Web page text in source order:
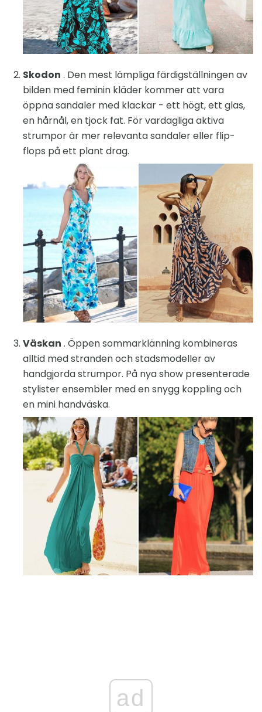
Skodon . Den mest lämpliga färdigställningen av
bilden med feminin kläder kommer att vara
öppna sandaler med klackar - ett högt, ett glas,
en hårnål, en tjock fat. För vardagliga aktiva
strumpor är mer relevanta sandaler eller flip-
flops på ett plant drag.
Väskan . Öppen sommarklänning kombineras
alltid med stranden och stadsmodeller av
handgjorda strumpor. På nya show presenterade
stylister ensembler med en snygg koppling och
en mini handväska.
ad